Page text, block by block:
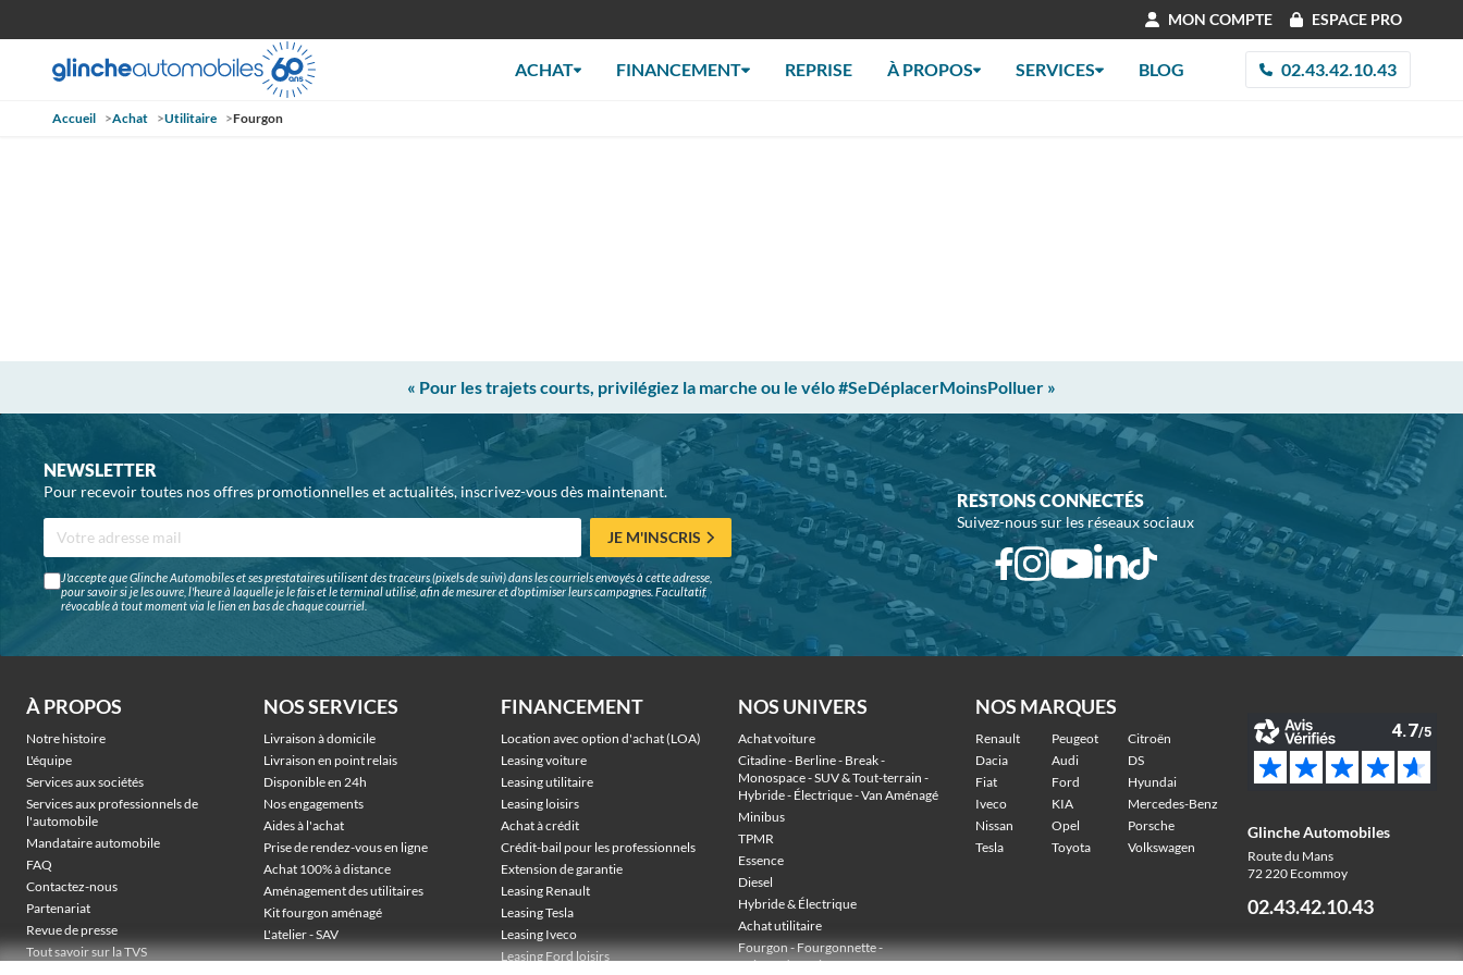
MON COMPTE ESPACE PRO
ACHAT FINANCEMENT REPRISE À PROPOS SERVICES BLOG 02.43.42.10.43
Accueil >Achat >Utilitaire >Fourgon
« Pour les trajets courts, privilégiez la marche ou le vélo #SeDéplacerMoinsPolluer »
NEWSLETTER
Pour recevoir toutes nos offres promotionnelles et actualités, inscrivez-vous dès maintenant.
JE M'INSCRIS
J'accepte que Glinche Automobiles et ses prestataires utilisent des traceurs (pixels de suivi) dans les courriels envoyés à cette adresse,
pour savoir si je les ouvre, l'heure à laquelle je le fais et le terminal utilisé, afin de mesurer et d'optimiser leurs campagnes. Facultatif,
révocable à tout moment via le lien en bas de chaque courriel.
RESTONS CONNECTÉS
Suivez-nous sur les réseaux sociaux
À PROPOS
Notre histoire
L'équipe
Services aux sociétés
Services aux professionnels de
l'automobile
Mandataire automobile
FAQ
Contactez-nous
Partenariat
Revue de presse
Tout savoir sur la TVS
NOS SERVICES
Livraison à domicile
Livraison en point relais
Disponible en 24h
Nos engagements
Aides à l'achat
Prise de rendez-vous en ligne
Achat 100% à distance
Aménagement des utilitaires
Kit fourgon aménagé
L'atelier - SAV
FINANCEMENT
Location avec option d'achat (LOA)
Leasing voiture
Leasing utilitaire
Leasing loisirs
Achat à crédit
Crédit-bail pour les professionnels
Extension de garantie
Leasing Renault
Leasing Tesla
Leasing Iveco
Leasing Ford loisirs
NOS UNIVERS
Achat voiture
Citadine - Berline - Break -
Monospace - SUV & Tout-terrain -
Hybride - Électrique - Van Aménagé
Minibus
TPMR
Essence
Diesel
Hybride & Électrique
Achat utilitaire
Fourgon - Fourgonnette -
Voiture de société -
NOS MARQUES
Renault Peugeot
Citroën
Dacia
Audi
DS
Fiat
Ford
Hyundai
Iveco
KIA
Mercedes-Benz
Nissan
Opel
Porsche
Tesla
Toyota Volkswagen
Glinche Automobiles
Route du Mans
72 220 Ecommoy
02.43.42.10.43